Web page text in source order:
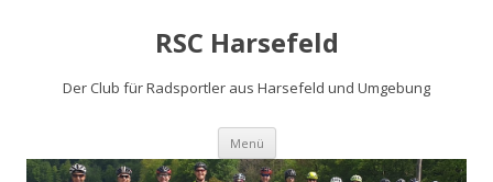
RSC Harsefeld
Der Club für Radsportler aus Harsefeld und Umgebung
Menü Zum
springen